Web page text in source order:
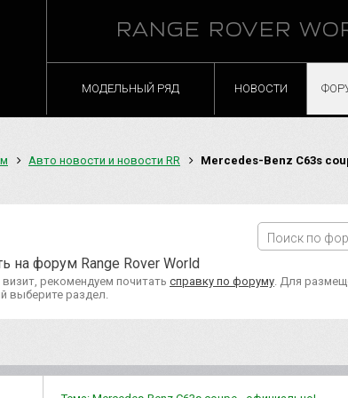
RANGE ROVER
МОДЕЛЬНЫЙ РЯД НОВОСТИ
Авто новости и новости RR Mercedes-Benz C63s
на форум Range Rover World
рекомендуем почитать справку по форуму . Для
выберите раздел.